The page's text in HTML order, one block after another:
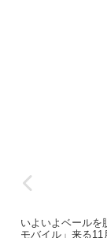
いよいよベールを
モバイル」来る11